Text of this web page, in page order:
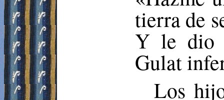
tierra de
Y le dio
Gulat
Los